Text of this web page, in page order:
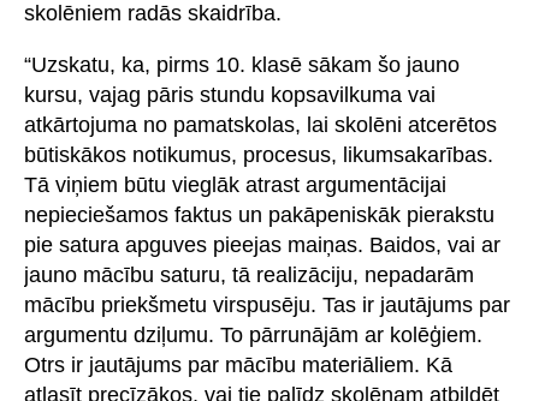
skolēniem radās skaidrība.
“Uzskatu, ka, pirms 10. klasē sākam šo jauno
kursu, vajag pāris stundu kopsavilkuma vai
atkārtojuma no pamatskolas, lai skolēni atcerētos
būtiskākos notikumus, procesus, likumsakarības.
Tā viņiem būtu vieglāk atrast argumentācijai
nepieciešamos faktus un pakāpeniskāk pierakstu
pie satura apguves pieejas maiņas. Baidos, vai ar
jauno mācību saturu, tā realizāciju, nepadarām
mācību priekšmetu virspusēju. Tas ir jautājums par
argumentu dziļumu. To pārrunājām ar kolēģiem.
Otrs ir jautājums par mācību materiāliem. Kā
atlasīt precīzākos, vai tie palīdz skolēnam atbildēt